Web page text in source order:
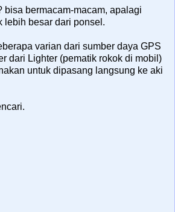
bisa bermacam-macam, apalagi
lebih besar dari ponsel.
varian dari sumber daya GPS
dari Lighter (pematik rokok di mobil)
untuk dipasang langsung ke aki